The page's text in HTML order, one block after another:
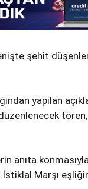
şehit
yapılan
anıta
İstiklal Marşı